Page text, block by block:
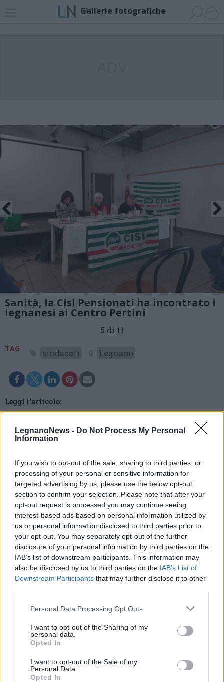
LegnanoNews - Do Not Process My Personal
Information
If you wish to opt-out of the sale, sharing to third parties, or
processing of your personal or sensitive information for
targeted advertising by us, please use the below opt-out
section to confirm your selection. Please note that after your
opt-out request is processed you may continue seeing
interest-based ads based on personal information utilized by
us or personal information disclosed to third parties prior to
your opt-out. You may separately opt-out of the further
disclosure of your personal information by third parties on the
IAB’s list of downstream participants. This information may
also be disclosed by us to third parties on the IAB’s List of
Downstream Participants that may further disclose it to other
Personal Data Processing Opt Outs
I want to opt-out of the Sharing of my
personal data.
Opted In
I want to opt-out of the Sale of my
Personal Data.
Opted In
Gallerie fotografiche
Sanità, la Cisl Pensionati ha incontrato i
legnanesi al Centro Pertini
5 di 11
TAG sindacati Legnano
Leggi l'articolo:
Cisl Pensionati: «Lavoriamo insieme per preservare il
Commenti
articolo.
L'email è richiesta ma non verrà mostrata ai visitatori. Il contenuto di questo
commento esprime il pensiero dell'autore e non rappresenta la linea editoriale
commenti non sono testi giornalistici, ma post inviati dai singoli lettori che
possono essere automaticamente pubblicati senza filtro preventivo. I commenti
che includano uno o più link a siti esterni verranno rimossi in automatico dal